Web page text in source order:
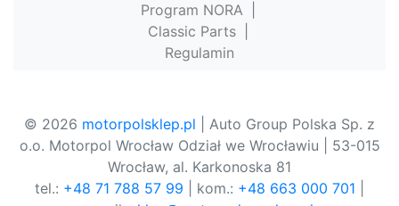
Program NORA
Classic Parts
Regulamin
© 2026 motorpolsklep.pl | Auto Group Polska Sp. z
o.o. Motorpol Wrocław Odział we Wrocławiu | 53-015
Wrocław, al. Karkonoska 81
tel.: +48 71 788 57 99 | kom.: +48 663 000 701